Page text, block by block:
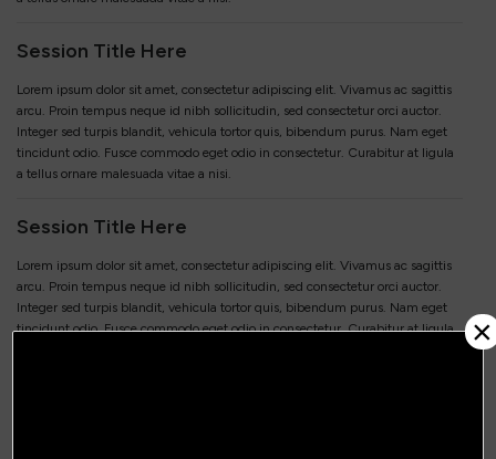
Session Title Here
Lorem ipsum dolor sit amet, consectetur adipiscing elit. Vivamus ac sagittis
arcu. Proin tempus neque id nibh sollicitudin, sed consectetur orci auctor.
Integer sed turpis blandit, vehicula tortor quis, bibendum purus. Nam eget
tincidunt odio. Fusce commodo eget odio in consectetur. Curabitur at ligula
a tellus ornare malesuada vitae a nisi.
Session Title Here
Lorem ipsum dolor sit amet, consectetur adipiscing elit. Vivamus ac sagittis
arcu. Proin tempus neque id nibh sollicitudin, sed consectetur orci auctor.
Integer sed turpis blandit, vehicula tortor quis, bibendum purus. Nam eget
tincidunt odio. Fusce commodo eget odio in consectetur. Curabitur at ligula
×